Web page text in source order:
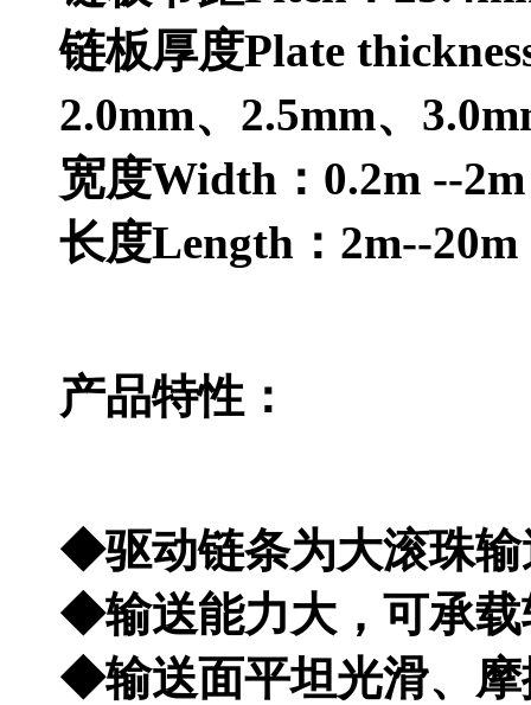
链板厚度Plate
2.0mm、2.5mm、
宽度Width：0.2m --
长度Length：2m--
产品特性：
◆驱动链条为大滚珠输
◆输送能力大，可承载
◆输送面平坦光滑、摩